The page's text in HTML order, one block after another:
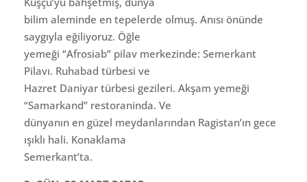
bilim aleminde en tepelerde olmuş. Anısı önünde
saygıyla eğiliyoruz. Öğle
yemeği “Afrosiab” pilav merkezinde: Semerkant
Pilavı. Ruhabad türbesi ve
Hazret Daniyar türbesi gezileri. Akşam yemeği
“Samarkand” restoraninda. Ve
dünyanın en güzel meydanlarından Ragistan’ın gece
ışıklı hali. Konaklama
Semerkant’ta.